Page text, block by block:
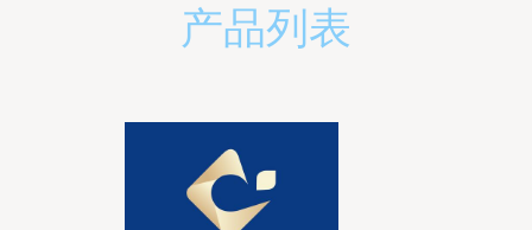
产品列表